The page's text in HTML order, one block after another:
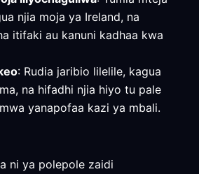
njia moja ya Ireland, na
itifaki au kanuni kadhaa kwa
: Rudia jaribio lilelile, kagua
na hifadhi njia hiyo tu pale
yanapofaa kazi ya mbali.
ni ya polepole zaidi